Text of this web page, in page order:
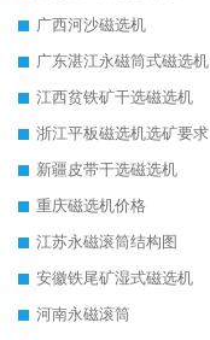
广西河沙磁选机
广东湛江永磁筒式磁选机
江西贫铁矿干选磁选机
浙江平板磁选机选矿要求
新疆皮带干选磁选机
重庆磁选机价格
江苏永磁滚筒结构图
安徽铁尾矿湿式磁选机
河南永磁滚筒